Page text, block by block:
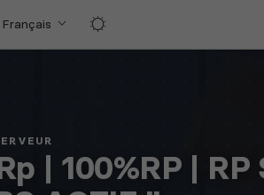
Français
| 100%RP | RP